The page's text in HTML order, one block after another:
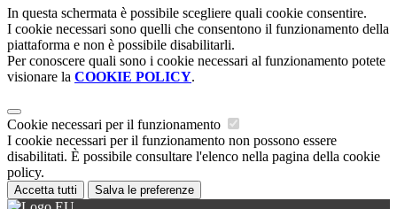
In questa schermata è possibile scegliere quali cookie consentire.
I cookie necessari sono quelli che consentono il funzionamento della
piattaforma e non è possibile disabilitarli.
Per conoscere quali sono i cookie necessari al funzionamento potete
visionare la COOKIE POLICY.
Cookie necessari per il funzionamento
I cookie necessari per il funzionamento non possono essere
disabilitati. È possibile consultare l'elenco nella pagina della cookie
policy.
Accetta tutti Salva le preferenze